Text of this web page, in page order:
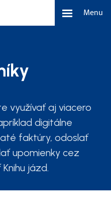
Menu
využívať aj viacero
digitálne
faktúry, odoslať
upomienky cez
jázd.